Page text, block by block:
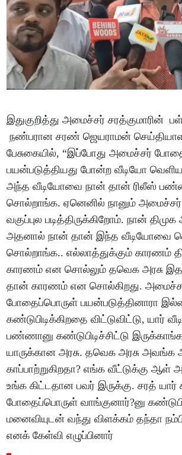
இதுகுறித்து அமைச்சர் சரத்குமாரின்
நண்பரான சரண் ஜெயராமன்
பேசுகையில், “இப்போது அமைச்சர்
பயன்படுத்தியது போன்ற வீடியோ
அந்த வீடியோவை நான் தான் ரிலீஸ்
சொல்றாங்க. ஏனெனில் நானும் அமைச்சர்
வகுப்புல படித்திருக்கிறோம். நான்
அதனால் நான் தான் இந்த வீடியோவை
சொல்றாங்க.. எல்லாத்துக்கும் காரணம்
காரணம் என சொல்லும் தவெக அரசு
தான் காரணம் என சொல்கிறது.
போதைப்பொருள் பயன்படுத்தினாரா
கண்டுபிடிக்கிறதை விட்டுவிட்டு, யார்
பண்ணானு கண்டுபிடிச்சிட்டு
யாருக்கான அரசு. தவெக அரசு
காப்பாற்றுகிறதா? எங்க வீட்டுக்கு ஆள்
உங்க கிட்டதான பவர் இருக்கு. சரத் யார்
போதைப்பொருள் வாங்குனார்?னு
மனைவியுடன் வந்து விளக்கம் தந்தா
எனக் கேள்வி எழுப்பினார்